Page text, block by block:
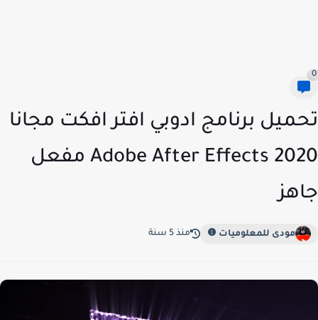
برنامج ادوبي افتر افكت مجانا
Adobe After Effects 2020 مفعل
مودى للمعلوميات ❶ منذ 5 سنة